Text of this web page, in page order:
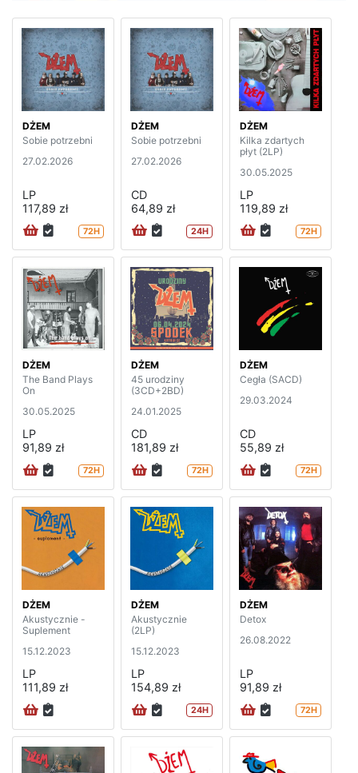
DŻEM
Sobie potrzebni
27.02.2026
LP
117,89 zł
72H
DŻEM
Sobie potrzebni
27.02.2026
CD
64,89 zł
24H
DŻEM
Kilka zdartych
płyt (2LP)
30.05.2025
LP
119,89 zł
72H
DŻEM
The Band Plays
On
30.05.2025
LP
91,89 zł
72H
DŻEM
45 urodziny
(3CD+2BD)
24.01.2025
CD
181,89 zł
72H
DŻEM
Cegła (SACD)
29.03.2024
CD
55,89 zł
72H
DŻEM
Akustycznie -
Suplement
15.12.2023
LP
111,89 zł
DŻEM
Akustycznie
(2LP)
15.12.2023
LP
154,89 zł
24H
DŻEM
Detox
26.08.2022
LP
91,89 zł
72H